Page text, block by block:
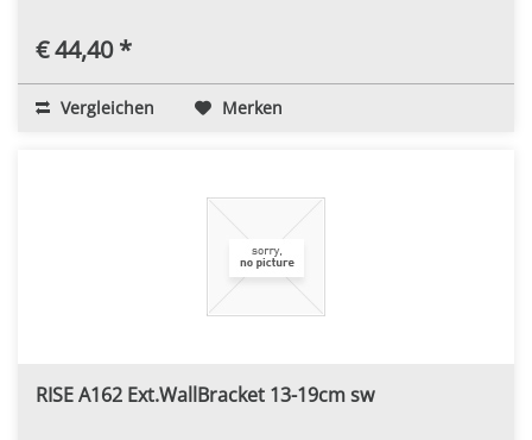
€ 44,40 *
Vergleichen Merken
RISE A162 Ext.WallBracket 13-19cm sw